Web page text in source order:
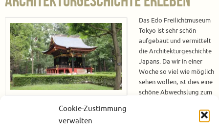
Cookie-Zustimmung
verwalten
Das Edo Freilichtmuseum
Tokyo ist sehr schön
aufgebaut und vermittelt
die Architekturgeschichte
Japans. Da wir in einer
Woche so viel wie möglich
sehen wollen, ist dies eine
schöne Abwechslung zum
Hop-on Hop-off Bustour hat uns das rege Treiben nahe gebracht. Jetzt
heißt es die Architektur früherer Epochen zu genießen. Anreise zum